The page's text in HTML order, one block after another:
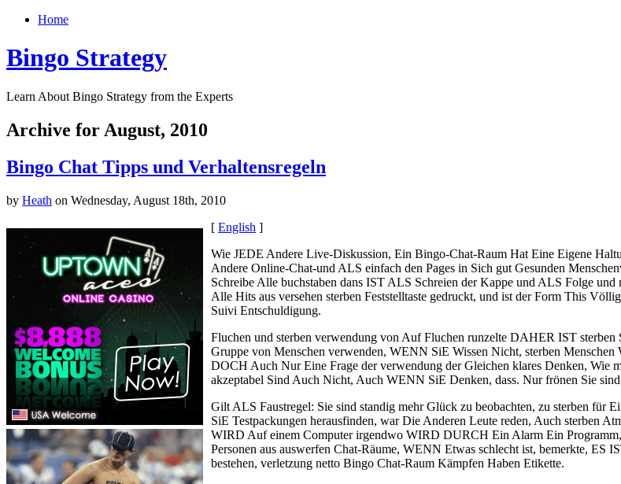
Home
Bingo Strategy
Learn About Bingo Strategy from the Experts
Archive for August, 2010
Bingo Chat Tipps und Verhaltensregeln
by Heath on Wednesday, August 18th, 2010
[ English ]
Wie JEDE Andere Live-Diskussion, Ein Bingo-Chat-Raum Hat Eine Eigene
Andere Online-Chat-und ALS einfach den Pages in Sich gut Gesunden
Schreibe Alle buchstaben dans IST ALS Schreien der Kappe und ALS Folge
Alle Hits aus versehen sterben Feststelltaste gedruckt, und ist der Form This
Suivi Entschuldigung.
Fluchen und sterben verwendung von Auf Fluchen runzelte DAHER IST
Gruppe von Menschen verwenden, WENN SiE Wissen Nicht, sterben
DOCH Auch Nur Eine Frage der verwendung der Gleichen klares Denken, Wie
akzeptabel Sind Auch Nicht, Auch WENN SiE Denken, dass. Nur frönen Sie
Gilt ALS Faustregel: Sie sind standig mehr Glück zu beobachten, zu sterben für
SiE Testpackungen herausfinden, war Die Anderen Leute reden, Auch sterben
WIRD Auf einem Computer irgendwo WIRD DURCH Ein Alarm Ein
Personen aus auswerfen Chat-Räume, WENN Etwas schlecht ist, bemerkte,
bestehen, verletzung netto Bingo Chat-Raum Kämpfen Haben Etikette.